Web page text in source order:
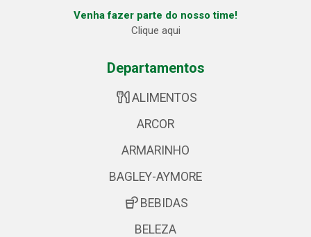
Venha fazer parte do nosso time!
Clique aqui
Departamentos
ALIMENTOS
ARCOR
ARMARINHO
BAGLEY-AYMORE
BEBIDAS
BELEZA